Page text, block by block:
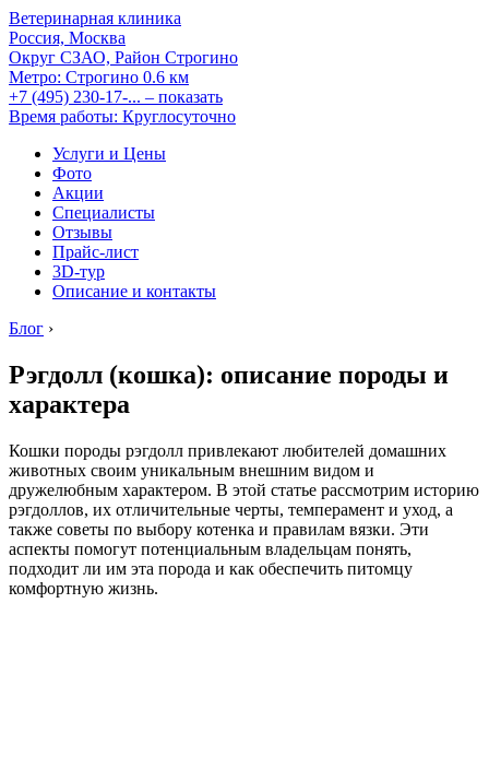
Ветеринарная клиника
Россия, Москва
Округ СЗАО, Район Строгино
Метро: Строгино 0.6 км
+7 (495) 230-17-... – показать
Время работы: Круглосуточно
Услуги и Цены
Фото
Акции
Специалисты
Отзывы
Прайс-лист
3D-тур
Описание и контакты
Блог ›
Рэгдолл (кошка): описание породы и
характера
Кошки породы рэгдолл привлекают любителей домашних
животных своим уникальным внешним видом и
дружелюбным характером. В этой статье рассмотрим историю
рэгдоллов, их отличительные черты, темперамент и уход, а
также советы по выбору котенка и правилам вязки. Эти
аспекты помогут потенциальным владельцам понять,
подходит ли им эта порода и как обеспечить питомцу
комфортную жизнь.